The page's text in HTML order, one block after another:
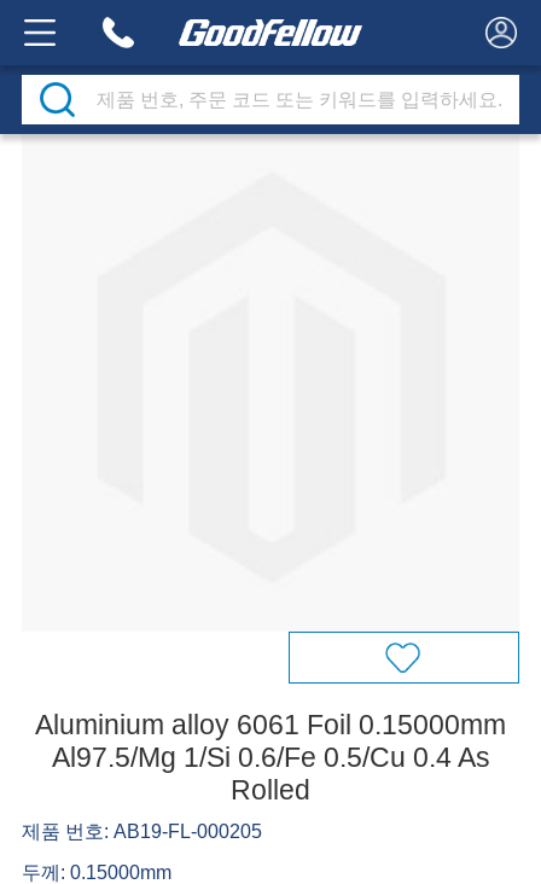
Aluminium alloy 6061 Foil 0.15000mm
Al97.5/Mg 1/Si 0.6/Fe 0.5/Cu 0.4 As
Rolled
제품 번호: AB19-FL-000205
두께: 0.15000mm